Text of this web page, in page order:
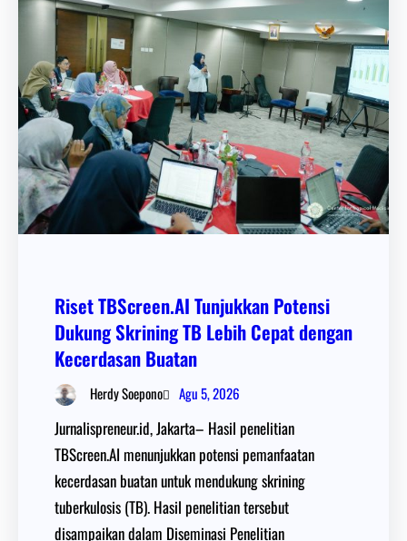
Riset TBScreen.AI Tunjukkan Potensi
Dukung Skrining TB Lebih Cepat dengan
Kecerdasan Buatan
Herdy Soepono Agu 5, 2026
Jurnalispreneur.id, Jakarta– Hasil penelitian
TBScreen.AI menunjukkan potensi pemanfaatan
kecerdasan buatan untuk mendukung skrining
tuberkulosis (TB). Hasil penelitian tersebut
disampaikan dalam Diseminasi Penelitian